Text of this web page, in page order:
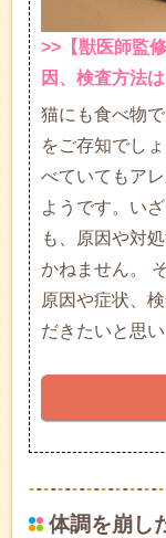
>>【獣医師監
因、検査方法
猫にも食べ物
をご存知でし
べていてもア
ようです。い
も、原因や対
かねません。
原因や症状、
だきたいと思い
体調を崩し